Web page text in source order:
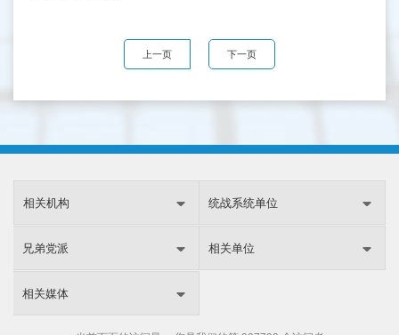
上一页 下一页
相关机构 统战系统单位
兄弟党派 相关单位
相关媒体